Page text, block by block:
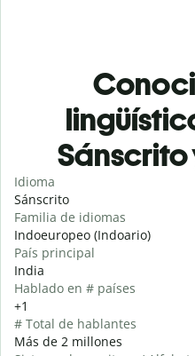
Sánscrito
Idioma
Sánscrito
Familia de idiomas
Indoeuropeo (Indoario)
País principal
India
Hablado en # países
+1
# Total de hablantes
Más de 2 millones